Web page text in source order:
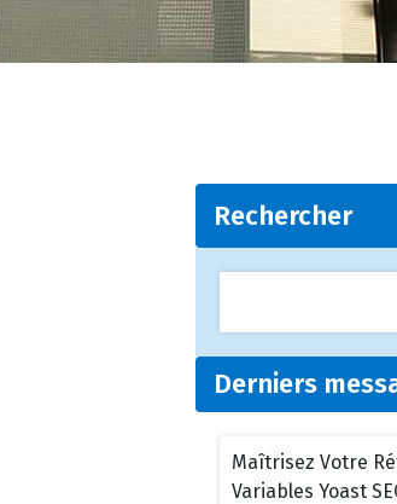
Rechercher
Derniers
Maîtrisez Votre
Variables Yoast